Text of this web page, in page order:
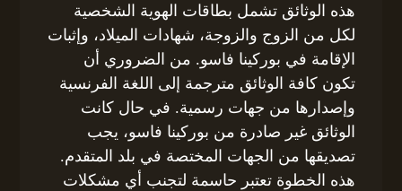
هذه الوثائق تشمل بطاقات الهوية الشخصية
لكل من الزوج والزوجة، شهادات الميلاد، وإثبات
الإقامة في بوركينا فاسو. من الضروري أن
تكون كافة الوثائق مترجمة إلى اللغة الفرنسية
وإصدارها من جهات رسمية. في حال كانت
الوثائق غير صادرة من بوركينا فاسو، يجب
تصديقها من الجهات المختصة في بلد المتقدم.
هذه الخطوة تعتبر حاسمة لتجنب أي مشكلات